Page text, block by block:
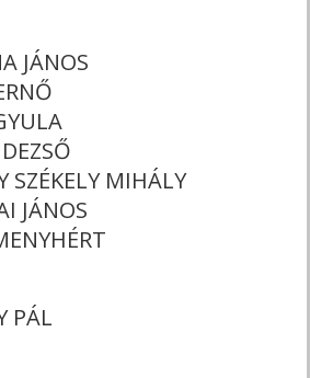
JÁNOS
SZÉKELY MIHÁLY
JÁNOS
PÁL